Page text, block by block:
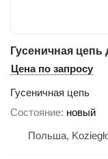
Гусеничная цепь
Цена по запросу
Гусеничная цепь
Состояние новый
Польша,